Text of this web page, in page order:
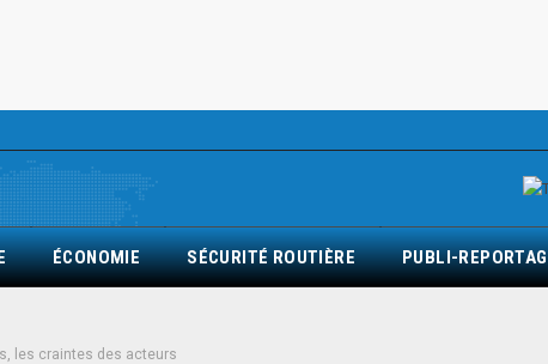
ÉCONOMIE SÉCURITÉ ROUTIÈRE PUBLI-
les craintes des acteurs